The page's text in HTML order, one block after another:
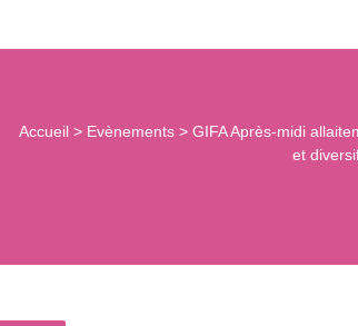
Accueil > Evènements >GIFA Après-midi
et